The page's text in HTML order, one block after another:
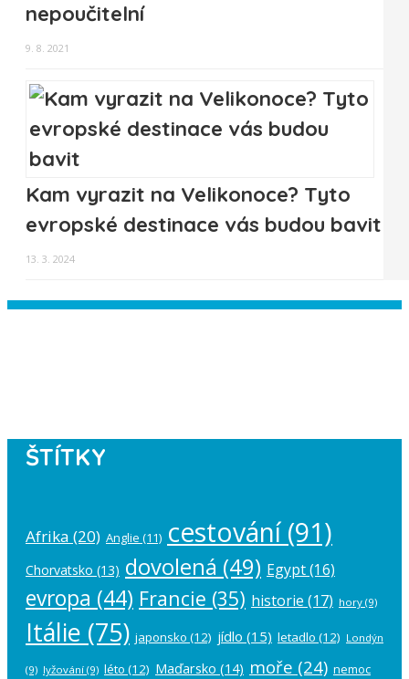
nepoučitelní
9. 8. 2021
Kam vyrazit na Velikonoce? Tyto
evropské destinace vás budou bavit
13. 3. 2024
ŠTÍTKY
Afrika (20) Anglie (11) cestování(91)
Chorvatsko (13) dovolená (49) Egypt(16)
evropa (44) Francie (35) historie (17) hory (9)
Itálie (75) japonsko (12) jídlo (15) letadlo (12) Londýn
(9) lyžování (9) léto (12) Maďarsko (14) moře (24) nemoc